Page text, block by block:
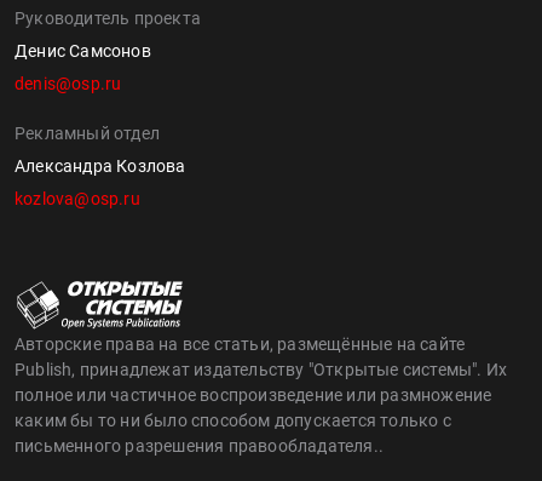
Руководитель проекта
Денис Самсонов
denis@osp.ru
Рекламный отдел
Александра Козлова
kozlova@osp.ru
Авторские права на все статьи, размещённые на сайте
Publish, принадлежат издательству "Открытые системы". Их
полное или частичное воспроизведение или размножение
каким бы то ни было способом допускается только с
письменного разрешения правообладателя..